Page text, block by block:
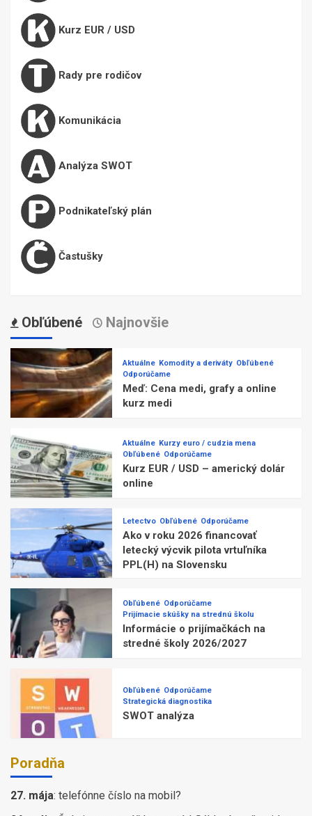
Kurz EUR / USD
Rady pre rodičov
Komunikácia
Analýza SWOT
Podnikateľský plán
Častušky
Obľúbené Najnovšie
Aktuálne Komodity a deriváty Obľúbené
Odporúčame
Meď: Cena medi, grafy a online
kurz medi
Aktuálne Kurzy euro / cudzia mena
Obľúbené Odporúčame
Kurz EUR / USD – americký dolár
online
Letectvo Obľúbené Odporúčame
Ako v roku 2026 financovať
letecký výcvik pilota vrtuľníka
PPL(H) na Slovensku
Obľúbené Odporúčame
Prijímacie skúšky na strednú školu
Informácie o prijímačkách na
stredné školy 2026/2027
Obľúbené Odporúčame
Strategická diagnostika
SWOT analýza
Poradňa
27. mája: telefónne číslo na mobil?